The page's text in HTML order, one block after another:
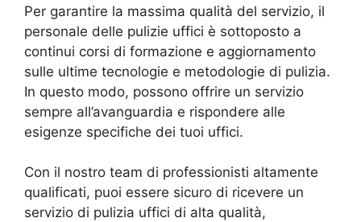
Per garantire la massima qualità del servizio, il
personale delle pulizie uffici è sottoposto a
continui corsi di formazione e aggiornamento
sulle ultime tecnologie e metodologie di pulizia.
In questo modo, possono offrire un servizio
sempre all’avanguardia e rispondere alle
esigenze specifiche dei tuoi uffici.
Con il nostro team di professionisti altamente
qualificati, puoi essere sicuro di ricevere un
servizio di pulizia uffici di alta qualità,